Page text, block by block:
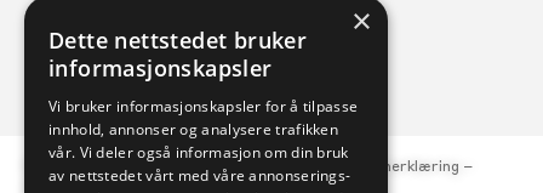
FORHANDLERE SERVICE
© Kverneland Bil, org.nr. 977 047 684 – Personvernerklæring –
×
Dette nettstedet bruker
informasjonskapsler
Vi bruker informasjonskapsler for å tilpasse
innhold, annonser og analysere trafikken
vår. Vi deler også informasjon om din bruk
av nettstedet vårt med våre annonserings-